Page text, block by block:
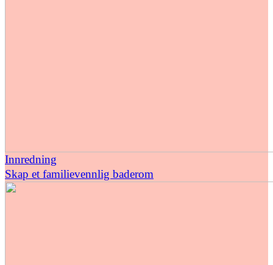
Innredning
Skap et familievennlig baderom